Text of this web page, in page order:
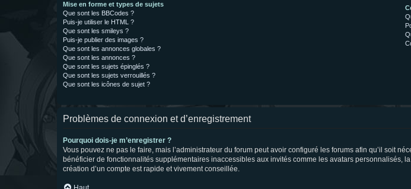
Mise en forme et types de sujets
Que sont les BBCodes ?
Puis-je utiliser le HTML ?
Que sont les smileys ?
Puis-je publier des images ?
Que sont les annonces globales ?
Que sont les annonces ?
Que sont les sujets épinglés ?
Que sont les sujets verrouillés ?
Que sont les icônes de sujet ?
Problèmes de connexion et d’enregistrement
Pourquoi dois-je m’enregistrer ?
Vous pouvez ne pas le faire, mais l’administrateur du forum peut avoir configuré les forums afin qu’il soit
bénéficier de fonctionnalités supplémentaires inaccessibles aux invités comme les avatars personnalisés,
création d’un compte est rapide et vivement conseillée.